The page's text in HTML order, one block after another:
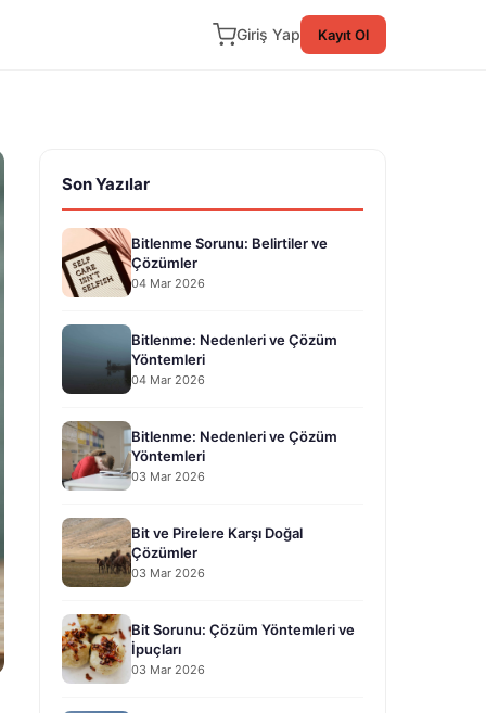
Giriş Yap Kayıt Ol
Son Yazılar
Bitlenme Sorunu: Belirtiler ve
Çözümler
04 Mar 2026
Bitlenme: Nedenleri ve Çözüm
Yöntemleri
04 Mar 2026
Bitlenme: Nedenleri ve Çözüm
Yöntemleri
03 Mar 2026
Bit ve Pirelere Karşı Doğal
Çözümler
03 Mar 2026
Bit Sorunu: Çözüm Yöntemleri ve
İpuçları
03 Mar 2026